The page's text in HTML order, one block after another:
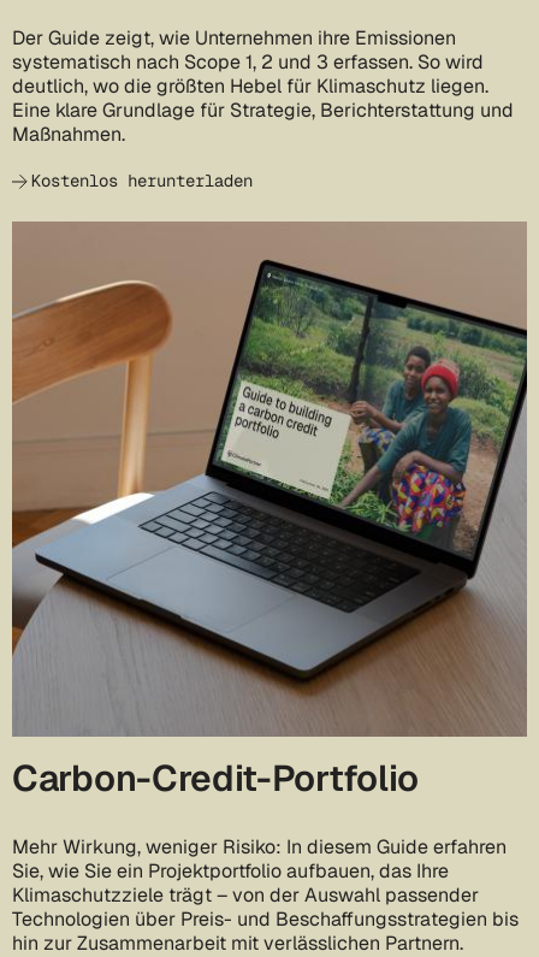
Der Guide zeigt, wie Unternehmen ihre Emissionen
systematisch nach Scope 1, 2 und 3 erfassen. So wird
deutlich, wo die größten Hebel für Klimaschutz liegen.
Eine klare Grundlage für Strategie, Berichterstattung und
Maßnahmen.
Kostenlos herunterladen
Carbon-Credit-Portfolio
Mehr Wirkung, weniger Risiko: In diesem Guide erfahren
Sie, wie Sie ein Projektportfolio aufbauen, das Ihre
Klimaschutzziele trägt – von der Auswahl passender
Technologien über Preis- und Beschaffungsstrategien bis
hin zur Zusammenarbeit mit verlässlichen Partnern.